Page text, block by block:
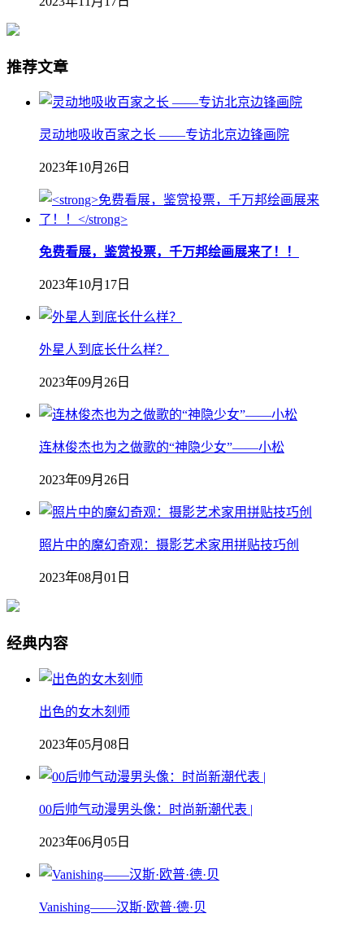
推荐文章
灵动地吸收百家之长 ——专访北京边锋画院
2023年10月26日
免费看展，鉴赏投票，千万邦绘画展来了！！
2023年10月17日
外星人到底长什么样？
2023年09月26日
连林俊杰也为之做歌的“神隐少女”——小松
2023年09月26日
照片中的魔幻奇观：摄影艺术家用拼贴技巧创
2023年08月01日
经典内容
出色的女木刻师
2023年05月08日
00后帅气动漫男头像：时尚新潮代表 |
2023年06月05日
Vanishing——汉斯·欧普·德·贝